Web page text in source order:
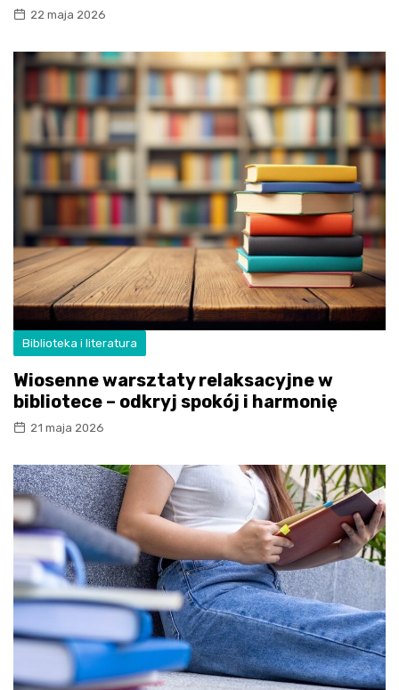
22 maja 2026
Biblioteka i literatura
Wiosenne warsztaty relaksacyjne w
bibliotece – odkryj spokój i harmonię
21 maja 2026